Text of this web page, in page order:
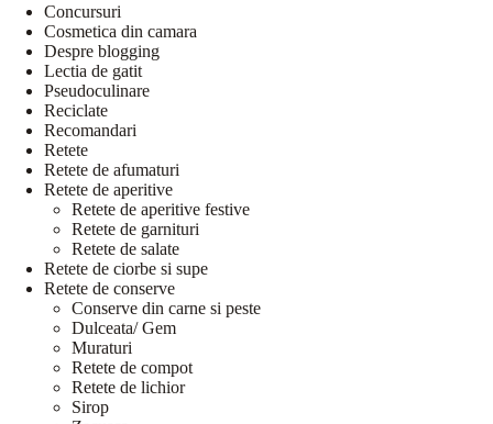
Concursuri
Cosmetica din camara
Despre blogging
Lectia de gatit
Pseudoculinare
Reciclate
Recomandari
Retete
Retete de afumaturi
Retete de aperitive
Retete de aperitive festive
Retete de garnituri
Retete de salate
Retete de ciorbe si supe
Retete de conserve
Conserve din carne si peste
Dulceata/ Gem
Muraturi
Retete de compot
Retete de lichior
Sirop